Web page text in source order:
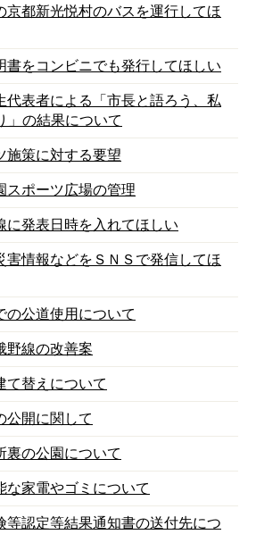
京都新光悦村のバスを運行してほ
書をコンビニでも発行してほしい
代表者による「市長と語ろう、私
」の結果について
施策に対する要望
スポーツ広場の管理
に発表日時を入れてほしい
害情報などをＳＮＳで発信してほ
の公道使用について
野線の改善案
て替えについて
公開に関して
裏の公園について
な家電やゴミについて
等認定等結果通知書の送付先につ